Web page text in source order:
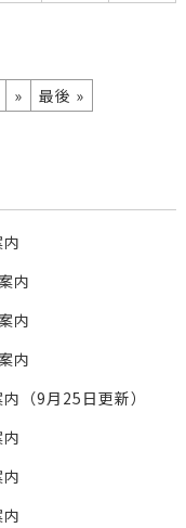
» 最後 »
内
内
内
（9月25日更新）